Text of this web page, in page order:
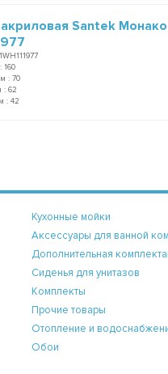
Santek
160
: 70
: 62
: 42
Кухонные мойки
Аксессуары для ванной
Дополнительная
Сиденья для унитазов
Комплекты
Прочие товары
Отопление и
Обои